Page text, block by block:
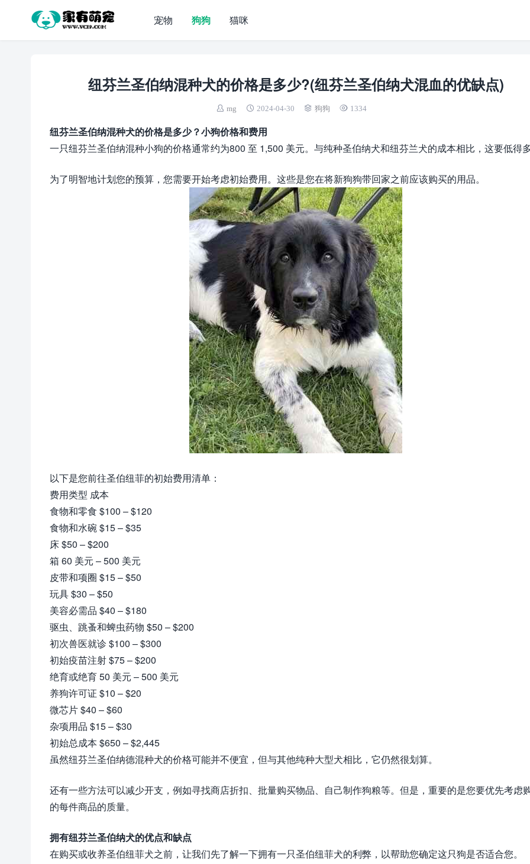
宠物 狗狗 猫咪
纽芬兰圣伯纳混种犬的价格是多少?(纽芬兰圣伯纳犬混血的优缺点)
mg 2024-04-30 狗狗 1334
纽芬兰圣伯纳混种犬的价格是多少？小狗价格和费用
一只纽芬兰圣伯纳混种小狗的价格通常约为800 至 1,500 美元。与纯种圣伯纳犬和纽芬兰犬的成本相比，这要低得
为了明智地计划您的预算，您需要开始考虑初始费用。这些是您在将新狗狗带回家之前应该购买的用品。
以下是您前往圣伯纽菲的初始费用清单：
费用类型 成本
食物和零食 $100 – $120
食物和水碗 $15 – $35
床 $50 – $200
箱 60 美元 – 500 美元
皮带和项圈 $15 – $50
玩具 $30 – $50
美容必需品 $40 – $180
驱虫、跳蚤和蜱虫药物 $50 – $200
初次兽医就诊 $100 – $300
初始疫苗注射 $75 – $200
绝育或绝育 50 美元 – 500 美元
养狗许可证 $10 – $20
微芯片 $40 – $60
杂项用品 $15 – $30
初始总成本 $650 – $2,445
虽然纽芬兰圣伯纳德混种犬的价格可能并不便宜，但与其他纯种大型犬相比，它仍然很划算。
还有一些方法可以减少开支，例如寻找商店折扣、批量购买物品、自己制作狗粮等。但是，重要的是您要优先考虑
的每件商品的质量。
拥有纽芬兰圣伯纳犬的优点和缺点
在购买或收养圣伯纽菲犬之前，让我们先了解一下拥有一只圣伯纽菲犬的利弊，以帮助您确定这只狗是否适合您。